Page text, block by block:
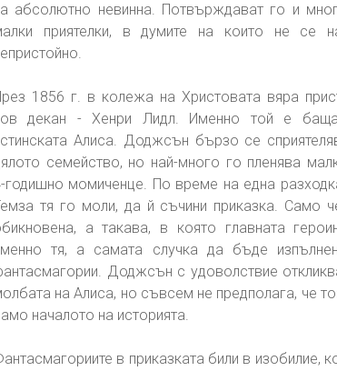
абсолютно невинна. Потвърждават го и
приятелки, в думите на които не се
1856 г. в колежа на Христовата вяра
декан - Хенри Лидл. Именно той е
Алиса. Доджсън бързо се
семейство, но най-много го пленява
годишно момиченце. По време на една
тя го моли, да й съчини приказка. Само
а такава, в която главната
тя, а самата случка да бъде
Доджсън с удоволствие
на Алиса, но съвсем не предполага, че
началото на историята.
в приказката били в изобилие,